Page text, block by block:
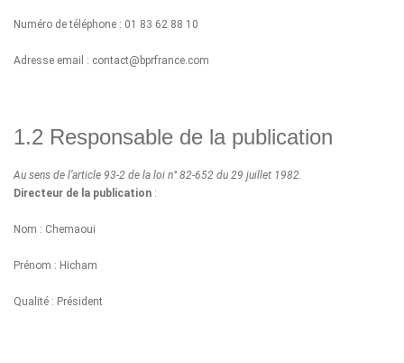
Numéro de téléphone : 01 83 62 88 10
Adresse email : contact@bprfrance.com
1.2 Responsable de la publication
Au sens de l’article 93-2 de la loi n° 82-652 du 29 juillet 1982.
Directeur de la publication :
Nom : Chemaoui
Prénom : Hicham
Qualité : Président